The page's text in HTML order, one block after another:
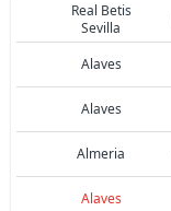
Real Betis
Sevilla
Alaves
Alaves
Almeria
Alaves